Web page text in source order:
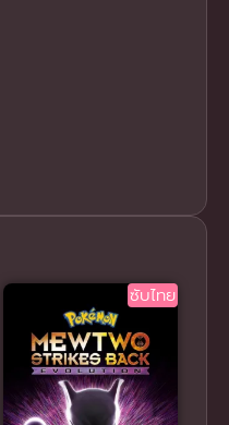
ซับไทย